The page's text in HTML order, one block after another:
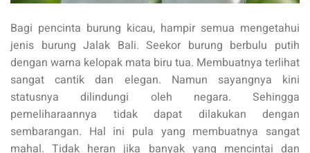
Bagi pencinta burung kicau, hampir semua mengetahui
jenis burung Jalak Bali. Seekor burung berbulu putih
dengan warna kelopak mata biru tua. Membuatnya terlihat
sangat cantik dan elegan. Namun sayangnya kini
statusnya dilindungi oleh negara. Sehingga
pemeliharaannya tidak dapat dilakukan dengan
sembarangan. Hal ini pula yang membuatnya sangat
mahal. Tidak heran jika banyak yang mencintai dan